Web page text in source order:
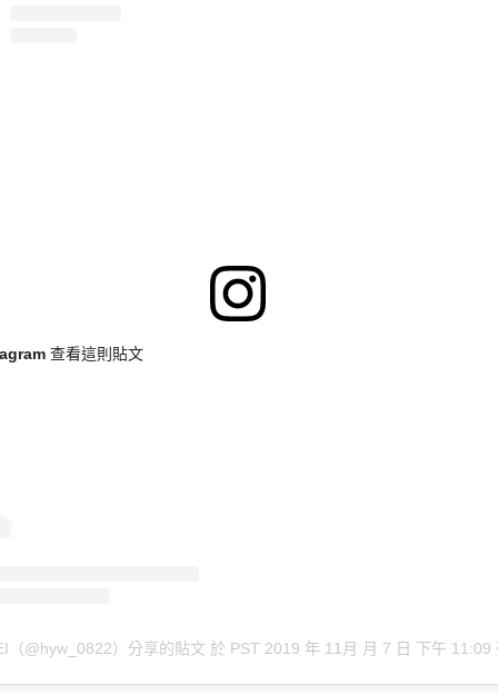
查看這則貼文
（@hyw_0822）分享的貼文 於 PST 2019 年 11月 月 7 日 下午 11:09